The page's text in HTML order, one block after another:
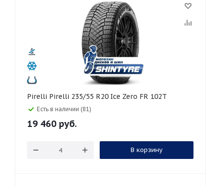
Pirelli Pirelli 235/55 R20 Ice Zero FR 102T
Есть в наличии (81)
19 460 руб.
В корзину